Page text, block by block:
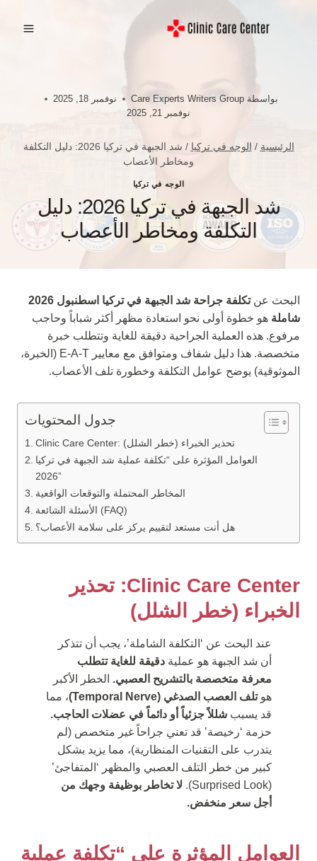
بواسطة Care Experts Writers Group
نوفمبر 18, 2025
نوفمبر 21, 2025
الرئيسية / الوجه في تركيا /
شد الجبهة في تركيا 2026: دليل التكلفة
ومخاطر الأعصاب
الوجه في تركيا
شد الجبهة في تركيا 2026: دليل
التكلفة ومخاطر الأعصاب
البحث عن
تكلفة جراحة شد الجبهة في تركيا اسطنبول 2026
شاملة هو خطوة أولى نحو استعادة مظهر أكثر شباباً وحاجب
مرفوع. هذه العملية الجراحية دقيقة للغاية وتتطلب خبرة
متخصصة. هذا دليل شفاف ومتوافق مع معايير E-A-T (الخبرة،
الموثوقية) يوضح عوامل التكلفة وخطورة تلف الأعصاب.
جدول المحتويات
Clinic Care Center: تحذير الخبراء (خطر الشلل)
العوامل المؤثرة على “تكلفة عملية شد الجبهة في تركيا
2026”
المخاطر المحتملة والتوقعات الواقعية
الأسئلة الشائعة (FAQ)
هل أنت مستعد لتقييم يركز على سلامة الأعصاب؟
Clinic Care Center: تحذير
الخبراء (خطر الشلل)
عند البحث عن ‘التكلفة الشاملة’، يجب أن تتذكر
أن شد الجبهة هو عملية دقيقة للغاية تتطلب
معرفة متخصصة بالتشريح العصبي. الخطر الأكبر
هوتلف العصب الصدغي (Temporal Nerve)
، مما
قد يسبب شللاً جزئياً أو دائماً في عضلات الحاجب.
حزمة ‘رخيصة’ قد تعني جراحاً غير متخصص (لم
يتدرب على التقنيات المنظارية)، مما يزيد بشكل
كبير من خطر التلف العصبي والمظهر ‘المتفاجئ’
(Surprised Look).
لا تخاطر بوظيفة وجهك من
أجل سعر منخفض.
العوامل المؤثرة على “تكلفة عملية